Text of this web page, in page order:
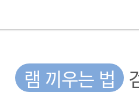
램 끼우는 법